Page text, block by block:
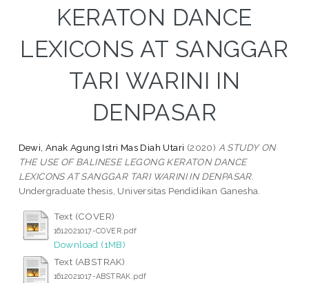
KERATON DANCE
LEXICONS AT SANGGAR
TARI WARINI IN
DENPASAR
Dewi, Anak Agung Istri Mas Diah Utari (2020) A STUDY ON
THE USE OF BALINESE LEGONG KERATON DANCE
LEXICONS AT SANGGAR TARI WARINI IN DENPASAR.
Undergraduate thesis, Universitas Pendidikan Ganesha.
Text (COVER)
1612021017-COVER.pdf
Download (1MB)
Text (ABSTRAK)
1612021017-ABSTRAK.pdf